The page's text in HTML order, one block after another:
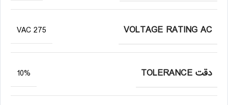
VOLTAGE RATING AC
275 VAC
دقت TOLERANCE 10%